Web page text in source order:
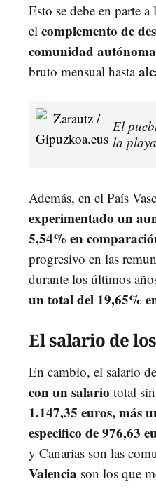
Esto se debe en parte
el complemento de
comunidad
bruto mensual hasta
El
la
Además, en el País
experimentado un
5,54% en
progresivo en las
durante los últimos
un total del 19,65%
El salario de
En cambio, el salario
con un salario total
1.147,35 euros, más
especifico de 976,63
y Canarias son las
Valencia son los que